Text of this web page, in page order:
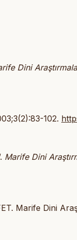
Dini
102.
Marife Dini
Marife Dini